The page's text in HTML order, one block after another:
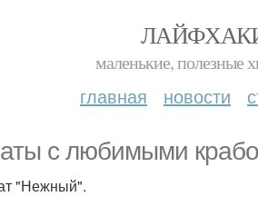
маленькие, полезные
главная новости
с любимыми
"Нежный".